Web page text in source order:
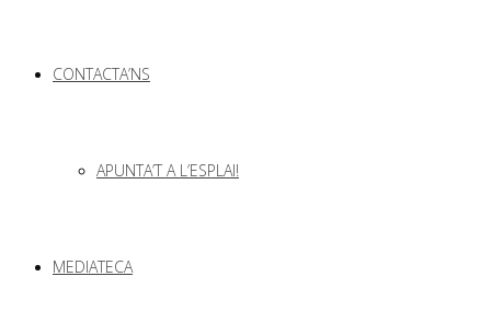
CONTACTA’NS
APUNTA’T A L’ESPLAI!
MEDIATECA